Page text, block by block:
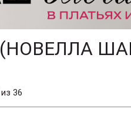
(НОВЕЛЛА
36